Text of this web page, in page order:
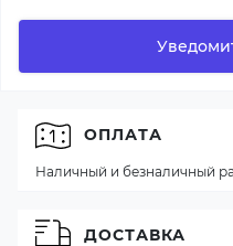
ОПЛАТА
Наличный и безналичный
ДОСТАВКА